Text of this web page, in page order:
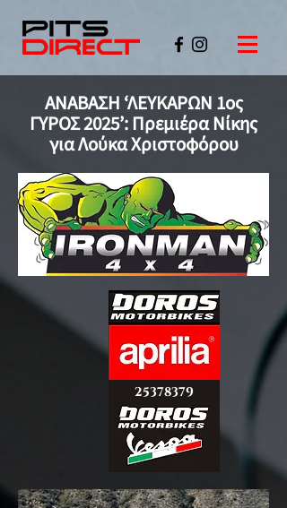
ΑΝΑΒΑΣΗ ‘ΛΕΥΚΑΡΩΝ 1ος
ΓΥΡΟΣ 2025’: Πρεμιέρα Νίκης
για Λούκα Χριστοφόρου
©PITSDIRECT
25378379